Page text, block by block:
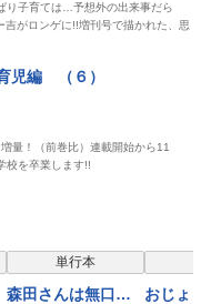
り子育ては…予想外の出来事だら
がロンゲに!!増刊号で描かれた、思
児編 （６）
量！（前巻比）連載開始から11
校を卒業します!!
単行本
森田さんは無口
おじょ